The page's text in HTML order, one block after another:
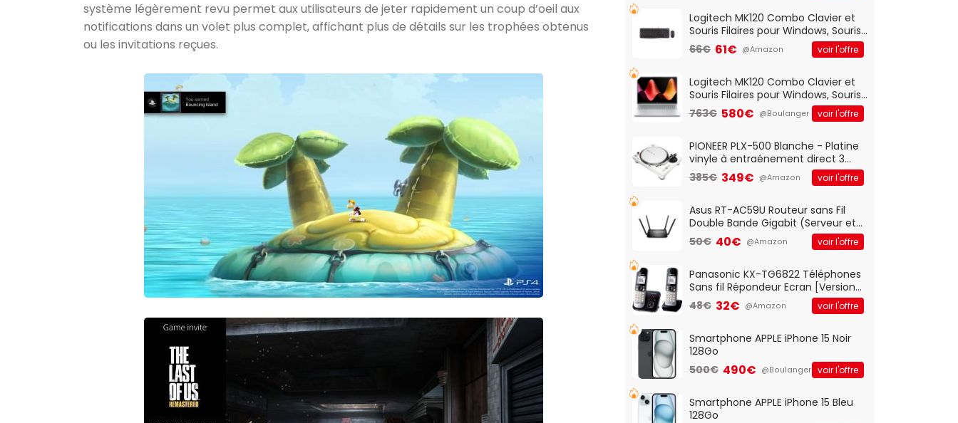
système légèrement revu permet aux utilisateurs de jeter rapidement un coup d’oeil aux
notifications dans un volet plus complet, affichant plus de détails sur les trophées obtenus
ou les invitations reçues.
Logitech MK120 Combo Clavier et
Souris Filaires pour Windows, Souris
Optique Filaire, Connexion USB Plug
And Play, Confortable, Taille
QWERTY UK - Noir
66€ 61€ @Amazon voir l'offre
Logitech MK120 Combo Clavier et
Souris Filaires pour Windows, Souris
Optique Filaire, Connexion USB Plug
And Play, Confortable, Taille
QWERTY UK - Noir
763€ 580€ @Boulanger voir l'offre
PIONEER PLX-500 Blanche - Platine
vinyle à entraénement direct 3
vitesses (33-45-78 trs/min) avec
pre-ampli intégré et port USB
385€ 349€ @Amazon voir l'offre
Asus RT-AC59U Routeur sans Fil
Double Bande Gigabit (Serveur et
Client VPN, Triple Vlan, Mode Point
d'accès et Bridge, contrôle
50€ 40€ @Amazon voir l'offre
Panasonic KX-TG6822 Téléphones
Sans fil Répondeur Ecran [Version
Française]
48€ 32€ @Amazon voir l'offre
Smartphone APPLE iPhone 15 Noir
128Go
500€ 490€ @Boulanger voir l'offre
Smartphone APPLE iPhone 15 Bleu
128Go